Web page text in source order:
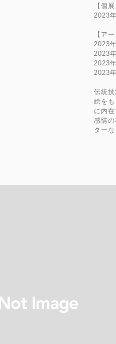
【個展
2023
【ア
2023
2023
2023
2023
伝統
絵を
に内
感情
ター